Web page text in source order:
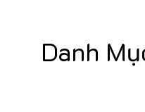
Danh